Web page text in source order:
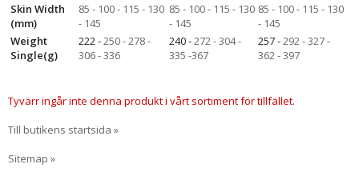
Skin Width
(mm)
85 - 100 - 115 - 130
- 145
85 - 100 - 115 - 130
- 145
85 - 100 - 115 - 130
- 145
Weight
Single(g)
222 -250 - 278 -
306 - 336
240 -272 - 304 -
335 -367
257 -292 - 327 -
362 - 397
Tyvärr ingår inte denna produkt i vårt sortiment för tillfället.
Till butikens startsida »
Sitemap »